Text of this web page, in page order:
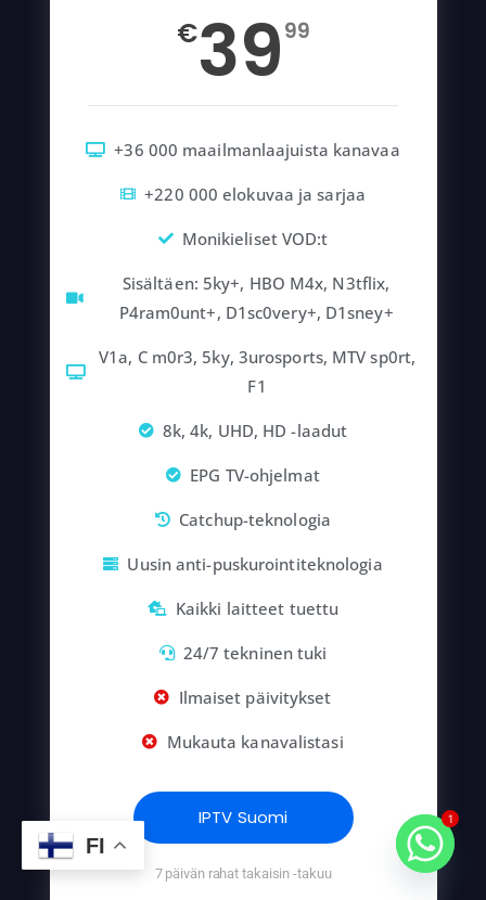
€3999
+36 000 maailmanlaajuista kanavaa
+220 000 elokuvaa ja sarjaa
Monikieliset VOD:t
Sisältäen: 5ky+, HBO M4x, N3tflix,
P4ram0unt+, D1sc0very+, D1sney+
V1a, C m0r3, 5ky, 3urosports, MTV sp0rt,
F1
8k, 4k, UHD, HD -laadut
EPG TV-ohjelmat
Catchup-teknologia
Uusin anti-puskurointiteknologia
Kaikki laitteet tuettu
24/7 tekninen tuki
Ilmaiset päivitykset
Mukauta kanavalistasi
IPTV Suomi
7 päivän rahat takaisin -takuu
FI
1